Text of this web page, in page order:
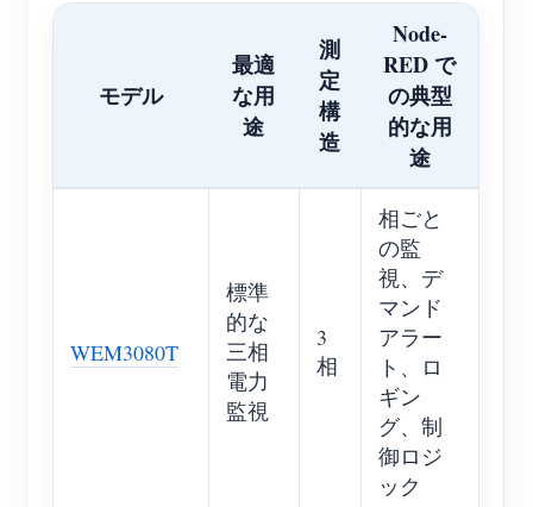
モデル
最適
な用
途
測
定
構
造
Node-
RED で
の典型
的な用
途
WEM3080T
標準
的な
三相
電力
監視
3
相
相ごと
の監
視、デ
マンド
アラー
ト、ロ
ギン
グ、制
御ロジ
ック